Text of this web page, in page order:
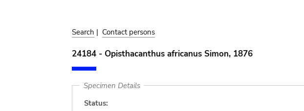
Search | Contact persons
24184 - Opisthacanthus africanus Simon, 1876
Specimen Details
Status: